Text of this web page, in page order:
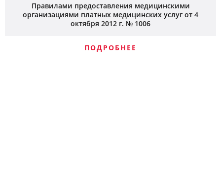
Правилами предоставления медицинскими
организациями платных медицинских услуг от 4
октября 2012 г. № 1006
ПОДРОБНЕЕ